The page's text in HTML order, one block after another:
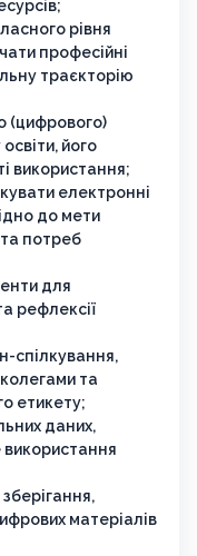
рівня
професійні
траєкторію
(цифрового)
його
використання;
електронні
до мети
потреб
для
рефлексії
спілкування,
та
етикету;
даних,
використання
матеріалів